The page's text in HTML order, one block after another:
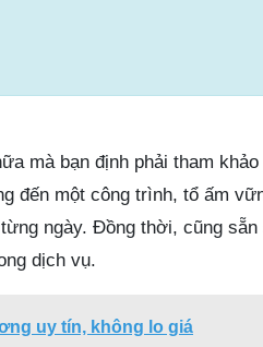
mà bạn định phải tham
đến một công trình, tổ ấm
ngày. Đồng thời, cũng sẵn
dịch vụ.
uy tín, không lo giá